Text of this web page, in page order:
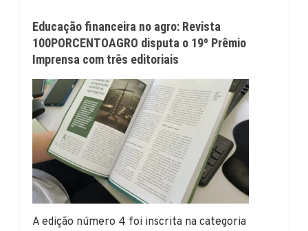
Educação financeira no agro: Revista
100PORCENTOAGRO disputa o 19º Prêmio
Imprensa com três editoriais
A edição número 4 foi inscrita na categoria